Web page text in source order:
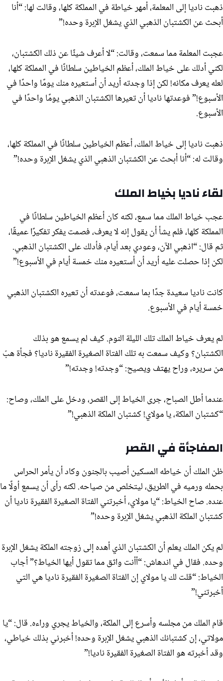
ذهبت ناديا إلى المعلمة، أمهر خياطة في المملكة كلها، وقالت لها: “أنا
أبحث عن الكشتبان الذهبي الذي يشغل الإبرة وحده!”
عجبت المعلمة مما سمعت، وقالت: “لا أعرف شيئًا عن ذلك الكشتبان،
لكني أدلك على خياط الملك، أعظم الخياطين سلطانًا في المملكة كلها،
لعله يعرف مكانه! لكن إذا وجدته أريد أن أستعيره منك يومًا واحدًا في
الأسبوع!” فوعدتها ناديا أن تعيرها الكشتبان الذهبي يومًا واحدًا في
الأسبوع.
ذهبت ناديا إلى خياط الملك، أعظم الخياطين سلطانًا في المملكة كلها،
وقالت له: “أنا أبحث عن الكشتبان الذهبي الذي يشغل الإبرة وحده!”
لقاء ناديا بخياط الملك
عجب خياط الملك مما سمع، لكنه كان أعظم الخياطين سلطانًا في
المملكة كلها، فلم يشأ أن يقول إنه لا يعرف، فصمت يفكر تفكيرًا عميقًا،
ثم قال: “اذهبي الآن، وعودي بعد أيام، فأدلك على الكشتبان الذهبي.
لكن إذا حصلت عليه أريد أن أستعيره منك خمسة أيام في الأسبوع!”
كانت ناديا سعيدة جدًا بما سمعت، فوعدته أن تعيره الكشتبان الذهبي
خمسة أيام في الأسبوع.
لم يعرف خياط الملك تلك الليلة النوم. كيف لم يسمع هو بذلك
الكشتبان؟ وكيف سمعت به تلك الفتاة الصغيرة الفقيرة ناديا؟ فجأة هبّ
من سريره، وراح يهتف ويصيح: “وجدته! وجدته!”
عندما أطل الصباح، جرى الخياط إلى القصر، ودخل على الملك، وصاح:
“كشتبان الملكة، يا مولاي! كشتبان الملكة الذهبي!”
المفاجأة في القصر
ظن الملك أن خياطه المسكين أصيب بالجنون وكاد أن يأمر الحراس
بحمله ورميه في الطريق، ليتخلص من صياحه. لكنه رأى أن يسمع أولًا ما
عنده. صاح الخياط: “يا مولاي، أخبرتني الفتاة الصغيرة الفقيرة ناديا أن
كشتبان الملكة الذهبي يشغل الإبرة وحده!”
لم يكن الملك يعلم أن الكشتبان الذي أهده إلى زوجته الملكة يشغل الإبرة
وحده. فقال في اندهاش: “أأنت واثق مما تقول أيها الخياط؟” أجاب
الخياط: “قلت لك يا مولاي إن الفتاة الصغيرة الفقيرة ناديا هي التي
أخبرتني!”
قام الملك من مجلسه وأسرع إلى الملكة، والخياط يجري وراءه. قال: “يا
مولاتي، إن كشتبانك الذهبي يشغل الإبرة وحده! أخبرني بذلك خياطي،
وقد أخبرته هو الفتاة الصغيرة الفقيرة ناديا!”